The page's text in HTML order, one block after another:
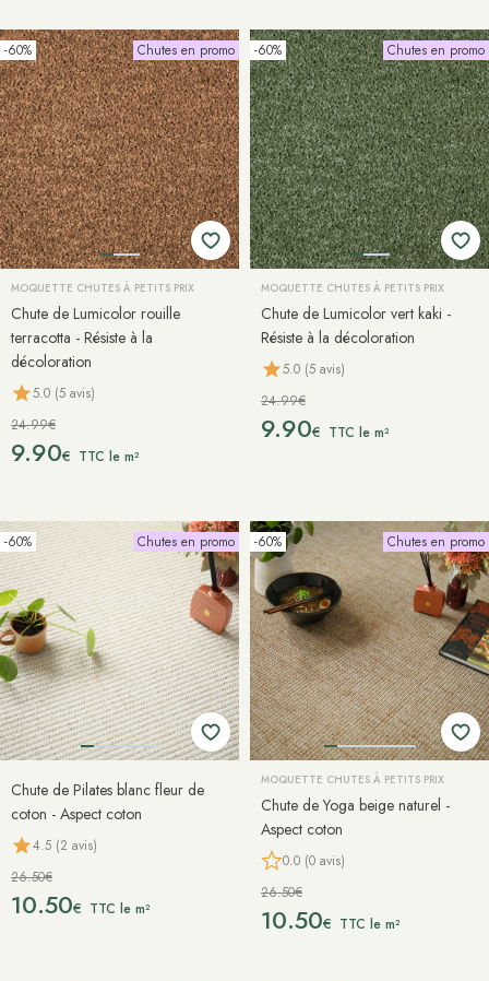
-60% Chutes en promo
MOQUETTE CHUTES À PETITS PRIX
Chute de Lumicolor rouille
terracotta - Résiste à la
décoloration
5.0 (5 avis)
24.99€
9.90€ TTC le m²
-60% Chutes en promo
MOQUETTE CHUTES À PETITS PRIX
Chute de Lumicolor vert kaki -
Résiste à la décoloration
5.0 (5 avis)
24.99€
9.90€ TTC le m²
-60% Chutes en promo
Chute de Pilates blanc fleur de
coton - Aspect coton
4.5 (2 avis)
26.50€
10.50€ TTC le m²
-60% Chutes en promo
MOQUETTE CHUTES À PETITS PRIX
Chute de Yoga beige naturel -
Aspect coton
0.0 (0 avis)
26.50€
10.50€ TTC le m²